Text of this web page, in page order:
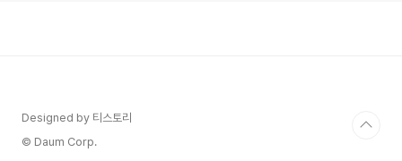
Designed by 티스토리
© Daum Corp.